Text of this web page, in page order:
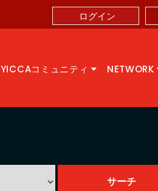
ログイン
YICCAコミュニティ NETWORK